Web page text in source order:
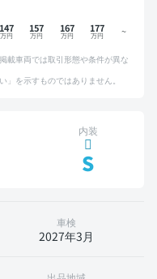
147 157 167 177
載車両では取引形態や条件が異な
を示すものではありません。
内装
S
車検
2027年3月